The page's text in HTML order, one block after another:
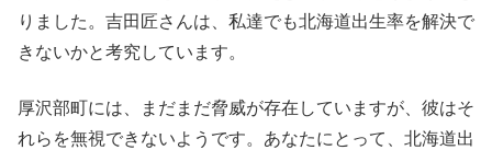
りました。吉田匠さんは、私達でも北海道出生率を解決で
きないかと考究しています。
厚沢部町には、まだまだ脅威が存在していますが、彼はそ
れらを無視できないようです。あなたにとって、北海道出